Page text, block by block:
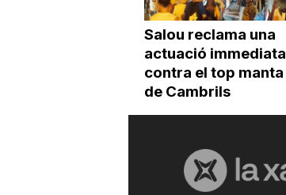
Salou reclama una
actuació immediata
contra el top manta
de Cambrils